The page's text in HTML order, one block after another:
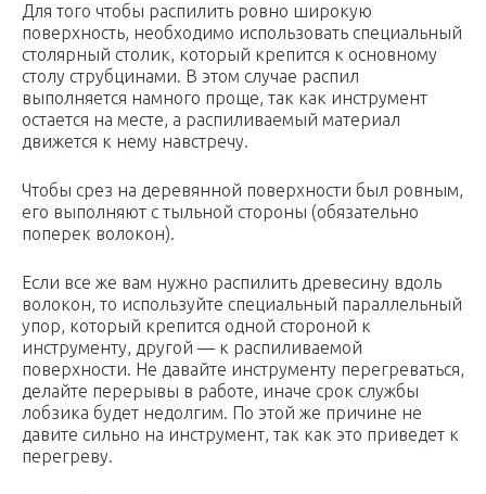
Для того чтобы распилить ровно широкую
поверхность, необходимо использовать специальный
столярный столик, который крепится к основному
столу струбцинами. В этом случае распил
выполняется намного проще, так как инструмент
остается на месте, а распиливаемый материал
движется к нему навстречу.
Чтобы срез на деревянной поверхности был ровным,
его выполняют с тыльной стороны (обязательно
поперек волокон).
Если все же вам нужно распилить древесину вдоль
волокон, то используйте специальный параллельный
упор, который крепится одной стороной к
инструменту, другой — к распиливаемой
поверхности. Не давайте инструменту перегреваться,
делайте перерывы в работе, иначе срок службы
лобзика будет недолгим. По этой же причине не
давите сильно на инструмент, так как это приведет к
перегреву.